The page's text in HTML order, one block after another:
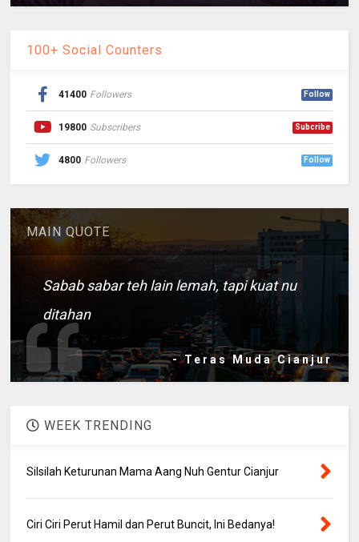
100+ Social Counters
41400 Followers Follow
19800 Subscribers Subcribe
4800 Followers Follow
MAIN QUOTE
Sabab sabar teh lain lemah, tapi kuat nu
ditahan
- Teras Muda Cianjur
WEEK TRENDING
Silsilah Keturunan Mama Aang Nuh Gentur Cianjur
Ciri Ciri Perut Hamil dan Perut Buncit, Ini Bedanya!